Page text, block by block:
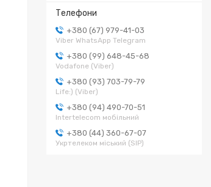
+380 (67) 979-41-03
Viber WhatsApp Telegram
+380 (99) 648-45-68
Vodafone (Viber)
+380 (93) 703-79-79
Life:) (Viber)
+380 (94) 490-70-51
Intertelecom мобільний
+380 (44) 360-67-07
Укртелеком міський (SIP)